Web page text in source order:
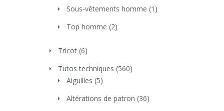
Sous-vêtements homme (1)
Top homme (2)
Tricot (6)
Tutos techniques (560)
Aiguilles (5)
Altérations de patron (36)